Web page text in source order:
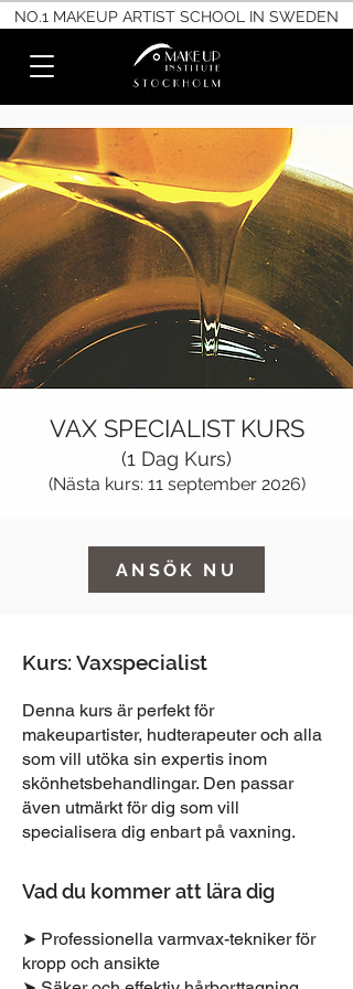
NO.1 MAKEUP ARTIST SCHOOL IN SWEDEN
VAX SPECIALIST KURS
(1 Dag Kurs)
(Nästa kurs: 11 september 2026)
ANSÖK NU
Kurs: Vaxspecialist
Denna kurs är perfekt för
makeupartister, hudterapeuter och alla
som vill utöka sin expertis inom
skönhetsbehandlingar. Den passar
även utmärkt för dig som vill
specialisera dig enbart på vaxning.
Vad du kommer att lära dig
➤ Professionella varmvax-tekniker för
kropp och ansikte